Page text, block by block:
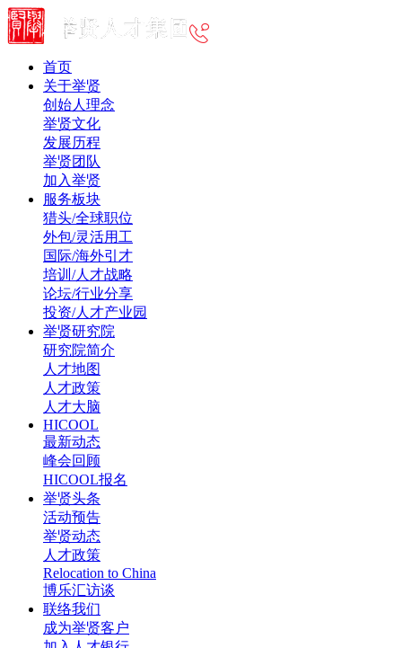
首页
关于举贤
创始人理念
举贤文化
发展历程
举贤团队
加入举贤
服务板块
猎头/全球职位
外包/灵活用工
国际/海外引才
培训/人才战略
论坛/行业分享
投资/人才产业园
举贤研究院
研究院简介
人才地图
人才政策
人才大脑
HICOOL
最新动态
峰会回顾
HICOOL报名
举贤头条
活动预告
举贤动态
人才政策
Relocation to China
博乐汇访谈
联络我们
成为举贤客户